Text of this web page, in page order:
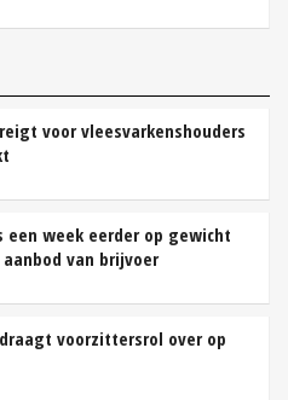
voor vleesvarkenshouders
een week eerder op gewicht
van brijvoer
voorzittersrol over op